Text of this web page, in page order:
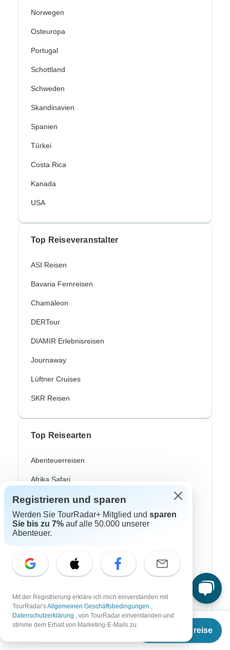
Termine & Preise
Norwegen
Osteuropa
Portugal
Schottland
Schweden
Skandinavien
Spanien
Türkei
Costa Rica
Kanada
USA
Top Reiseveranstalter
ASI Reisen
Bavaria Fernreisen
Chamäleon
DERTour
DIAMIR Erlebnisreisen
Journaway
Lüftner Cruises
SKR Reisen
Top Reisearten
Abenteuerreisen
Afrika Safari
Fahrradreisen
Flusskreuzfahrten
Polarlichter Reisen
Kulturreisen
Busreisen
Zugreisen
Registrieren und sparen
Werden Sie TourRadar+ Mitglied und sparen
Sie bis zu 7% auf alle 50.000 unserer
Abenteuer.
Mit der Registrierung erkläre ich mich einverstanden mit
TourRadar'sAllgemeinen Geschäftsbedingungen ,
Datenschutzerklärung , von TourRadar einverstanden und
stimme dem Erhalt von Marketing-E-Mails zu.